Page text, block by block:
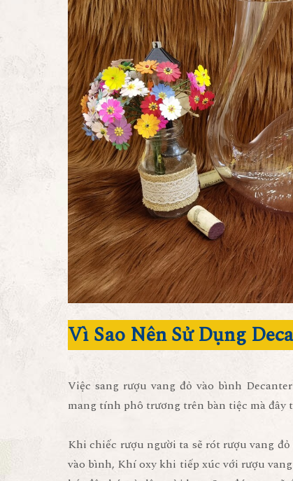
Vì Sao Nên Sử Dụng
Việc sang rượu vang đỏ vào bình
mang tính phô trương trên bàn tiệc mà đây
Khi chiếc rượu người ta sẽ rót rượu vang
vào bình, Khí oxy khi tiếp xúc với rượu